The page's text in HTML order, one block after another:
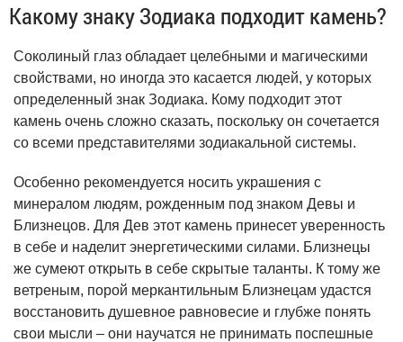
Какому знаку Зодиака подходит камень?
Соколиный глаз обладает целебными и магическими
свойствами, но иногда это касается людей, у которых
определенный знак Зодиака. Кому подходит этот
камень очень сложно сказать, поскольку он сочетается
со всеми представителями зодиакальной системы.
Особенно рекомендуется носить украшения с
минералом людям, рожденным под знаком Девы и
Близнецов. Для Дев этот камень принесет уверенность
в себе и наделит энергетическими силами. Близнецы
же сумеют открыть в себе скрытые таланты. К тому же
ветреным, порой меркантильным Близнецам удастся
восстановить душевное равновесие и глубже понять
свои мысли – они научатся не принимать поспешные